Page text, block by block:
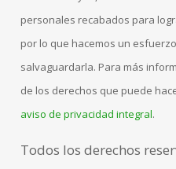
personales recabados para
por lo que hacemos un
salvaguardarla. Para más
de los derechos que puede
aviso de privacidad integral.
Todos los derechos